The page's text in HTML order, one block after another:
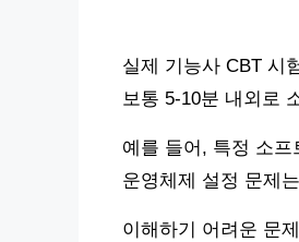
실제 기능사 CBT 시
보통 5-10분 내외로
예를 들어, 특정 소
운영체제 설정 문제
이해하기 어려운 문